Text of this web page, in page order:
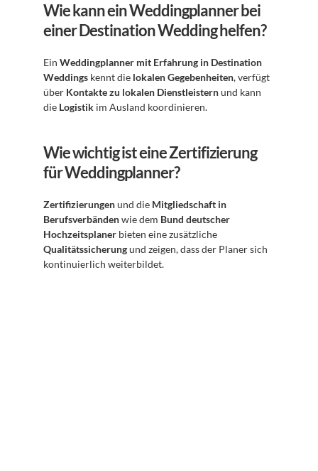
Wie kann ein Weddingplanner bei
einer Destination Wedding helfen?
Ein Weddingplanner mit Erfahrung in Destination
Weddings kennt die lokalen Gegebenheiten, verfügt
über Kontakte zu lokalen Dienstleistern und kann
die Logistik im Ausland koordinieren.
Wie wichtig ist eine Zertifizierung
für Weddingplanner?
Zertifizierungen und die Mitgliedschaft in
Berufsverbänden wie dem Bund deutscher
Hochzeitsplaner
Qualitätssicherung und zeigen, dass der Planer sich
kontinuierlich weiterbildet.